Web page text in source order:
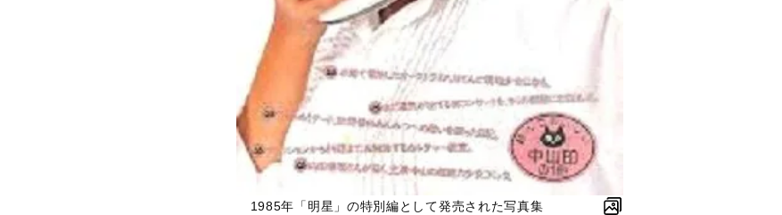
1985年「明星」の特別編として発売された写真集